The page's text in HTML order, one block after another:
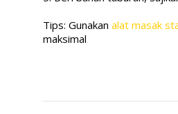
Tips: Gunakan alat masak
maksimal